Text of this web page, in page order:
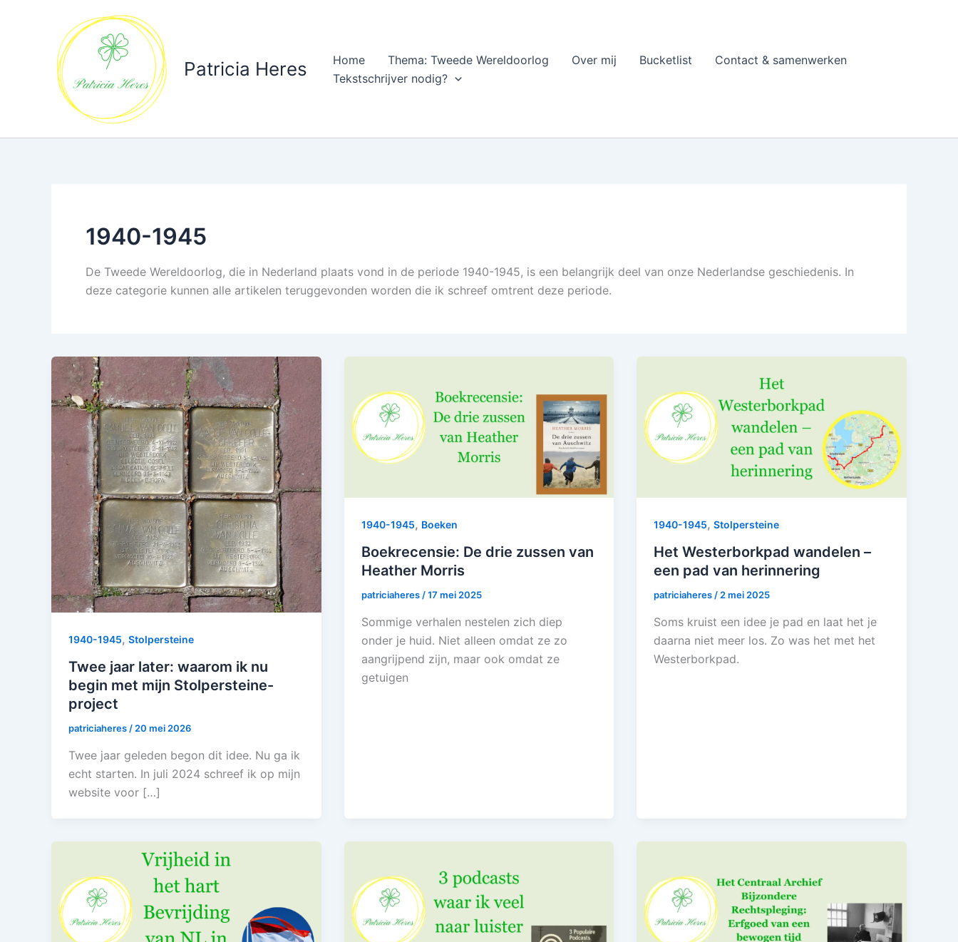
Patricia Heres Home Thema: Tweede Wereldoorlog Over mij Bucketlist
Contact & samenwerken
Tekstschrijver nodig?
1940-1945
De Tweede Wereldoorlog, die in Nederland plaats vond in de periode 1940-1945, is een belangrijk deel van onze Nederlandse geschiedenis. In
deze categorie kunnen alle artikelen teruggevonden worden die ik schreef omtrent deze periode.
1940-1945, Stolpersteine
Twee jaar later: waarom ik nu
begin met mijn Stolpersteine-
project
patriciaheres / 20 mei 2026
Twee jaar geleden begon dit idee. Nu ga ik
echt starten. In juli 2024 schreef ik op mijn
website voor […]
1940-1945, Boeken
Boekrecensie: De drie zussen van
Heather Morris
patriciaheres /17 mei 2025
Sommige verhalen nestelen zich diep
onder je huid. Niet alleen omdat ze zo
aangrijpend zijn, maar ook omdat ze
getuigen
1940-1945,Stolpersteine
Het Westerborkpad wandelen –
een pad van herinnering
patriciaheres / 2 mei 2025
Soms kruist een idee je pad en laat het je
daarna niet meer los. Zo was het met het
Westerborkpad.